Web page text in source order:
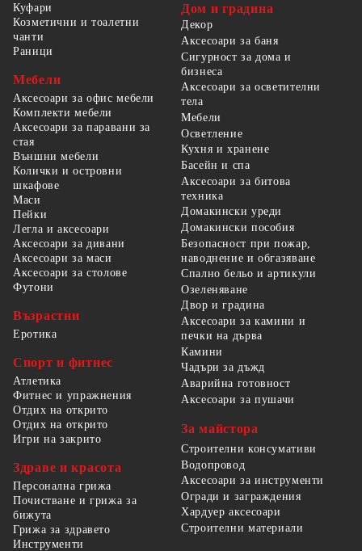
Куфари
Козметични и тоалетни
чанти
Раници
Мебели
Аксесоари за офис мебели
Комплекти мебели
Аксесоари за паравани за
стая
Външни мебели
Колички и островни
шкафове
Маси
Пейки
Легла и аксесоари
Аксесоари за дивани
Аксесоари за маси
Аксесоари за столове
Футони
Възрастни
Еротика
Спорт и фитнес
Атлетика
Фитнес и упражнения
Отдих на открито
Отдих на открито
Игри на закрито
Здраве и красота
Персонална грижа
Почистване и грижа за
бижута
Грижа за здравето
Дом и градина
Декор
Аксесоари за баня
Сигурност за дома и
бизнеса
Аксесоари за осветителни
тела
Мебели
Осветление
Кухня и хранене
Басейн и спа
Аксесоари за битова
техника
Домакински уреди
Домакински пособия
Безопасност при пожар,
наводнение и обгазяване
Спално бельо и артикули
Озеленяване
Двор и градина
Аксесоари за камини и
печки на дърва
Камини
Чадъри за дъжд
Аварийна готовност
Аксесоари за пушачи
За майстора
Строителни консумативи
Водопровод
Аксесоари за инструменти
Огради и заграждения
Хардуер аксесоари
Строителни материали
Инструменти